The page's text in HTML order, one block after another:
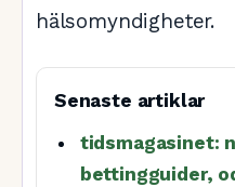
hälsomyndigheter.
Senaste artiklar
tidsmagasinet:
bettingguider,